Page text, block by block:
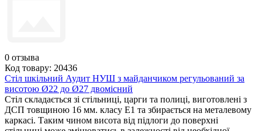
0 отзыва
Код товару: 20436
Стіл шкільний Аудит НУШ з майданчиком регульований за
висотою Ø22 до Ø27 двомісний
Стіл складається зі стільниці, царги та полиці, виготовлені з
ДСП товщиною 16 мм. класу Е1 та збирається на металевому
каркасі. Таким чином висота від підлоги до поверхні